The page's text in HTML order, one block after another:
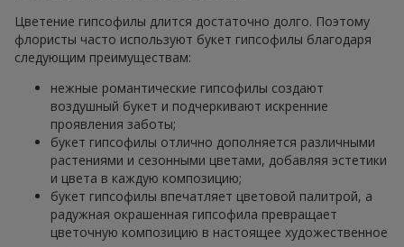
Цветение гипсофилы длится достаточно долго. Поэтому
флористы часто используют букет гипсофилы благодаря
следующим преимуществам:
нежные романтические гипсофилы создают
воздушный букет и подчеркивают искренние
проявления заботы;
букет гипсофилы отлично дополняется различными
растениями и сезонными цветами, добавляя эстетики
и цвета в каждую композицию;
букет гипсофилы впечатляет цветовой палитрой, а
радужная окрашенная гипсофила превращает
цветочную композицию в настоящее художественное